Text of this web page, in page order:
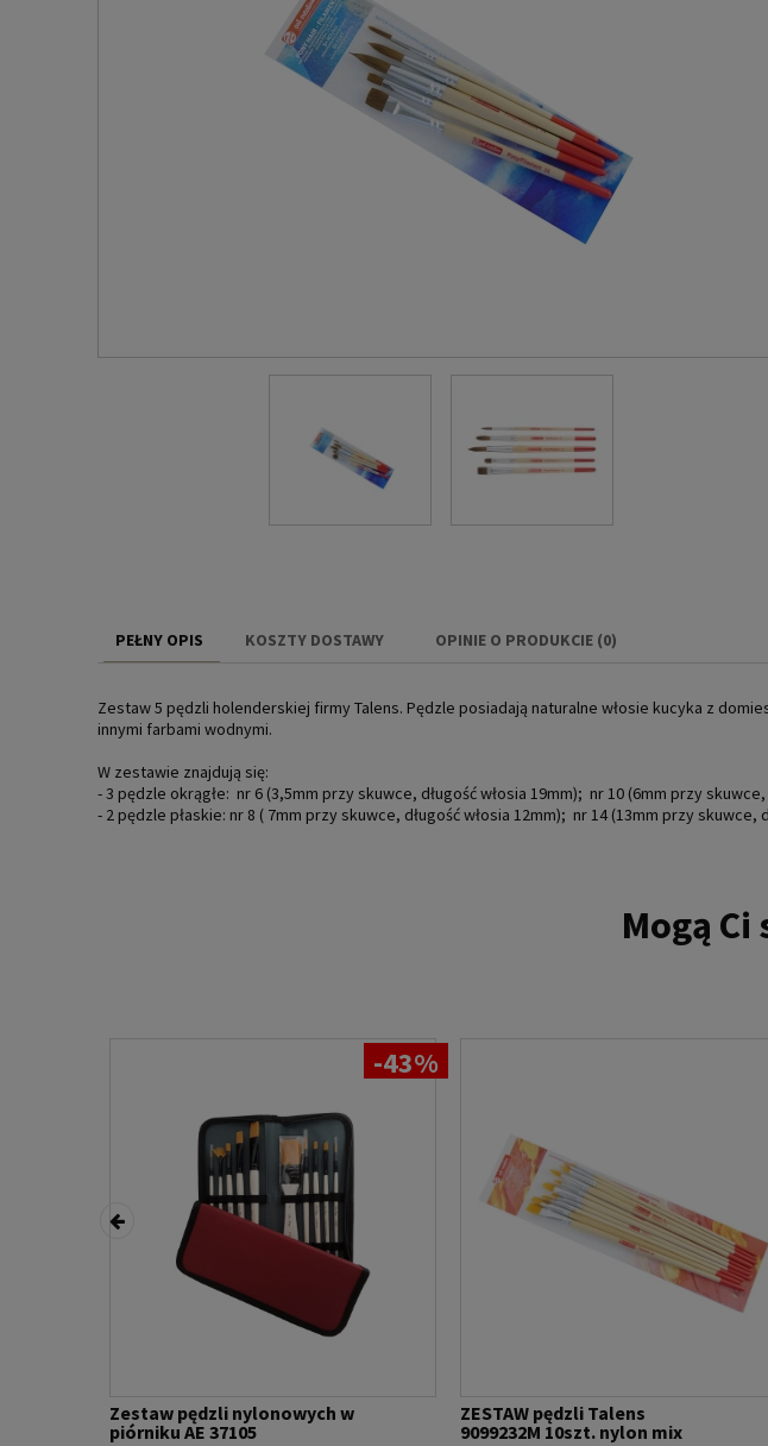
PEŁNY OPIS KOSZTY DOSTAWY
KOSZTÓW PŁATNOŚCI
OPINIE O PRODUKCIE (0)
Zestaw 5 pędzli holenderskiej firmy Talens. Pędzle posiadają naturalne włosie kucyka z
innymi farbami wodnymi.
W zestawie znajdują się:
- 3 pędzle okrągłe: nr 6 (3,5mm przy skuwce, długość włosia 19mm); nr 10 (6mm przy
- 2 pędzle płaskie: nr 8 ( 7mm przy skuwce, długość włosia 12mm); nr 14 (13mm przy skuwce,
Mogą
Zestaw pędzli nylonowych w
piórniku AE 37105
-43%
ZESTAW pędzli Talens
9099232M 10szt. nylon mix